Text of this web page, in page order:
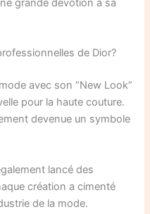
grande dévotion à sa
de Dior?
avec son “New Look”
pour la haute couture.
devenue un symbole
lancé des
création a cimenté
de la mode.